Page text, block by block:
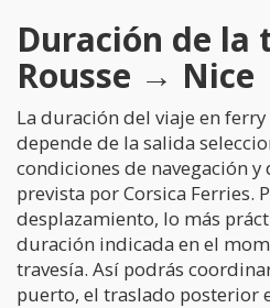
Duración de la
Rousse → Nice
La duración del viaje en
depende de la salida
condiciones de navegación
prevista por Corsica Ferries.
desplazamiento, lo más
duración indicada en el
travesía. Así podrás
puerto, el traslado posterior